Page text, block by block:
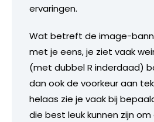
ervaringen.
Wat betreft de image-
met je eens, je ziet vaak
(met dubbel R inderdaad)
dan ook de voorkeur aan
helaas zie je vaak bij
die best leuk kunnen zijn